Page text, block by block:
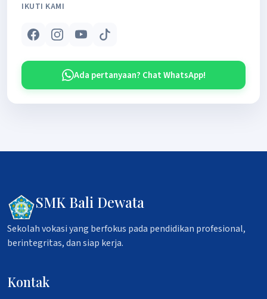
IKUTI KAMI
Ada pertanyaan? Chat WhatsApp!
SMK Bali Dewata
Sekolah vokasi yang berfokus pada pendidikan profesional,
berintegritas, dan siap kerja.
Kontak